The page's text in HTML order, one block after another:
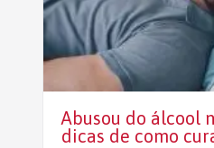
Abusou do álcool
dicas de como